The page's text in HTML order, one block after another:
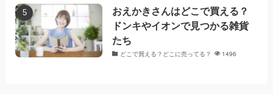
おえかきさんはどこで買える？
ドンキやイオンで見つかる雑貨
たち
どこで買える？どこに売ってる？ 1496